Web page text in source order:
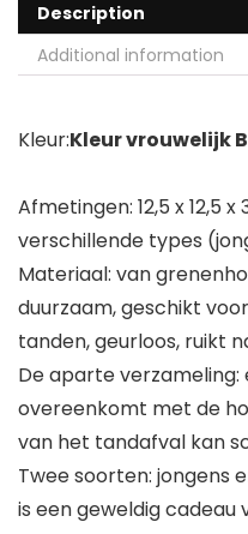
Description
Additional information
Kleur:Kleur vrouwelijk B
Afmetingen: 12,5 x 12,5
verschillende types
Materiaal: van
duurzaam, geschikt
tanden, geurloos, ruikt
De aparte
overeenkomt met de
van het tandafval kan
Twee soorten: jongens
is een geweldig cadeau